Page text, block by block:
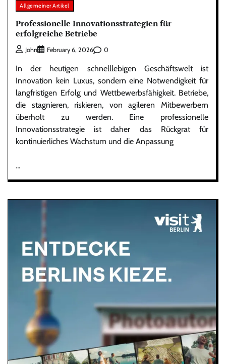
Allgemeiner Artikel
Professionelle Innovationsstrategien für
erfolgreiche Betriebe
John February 6, 2026 0
In der heutigen schnelllebigen Geschäftswelt ist
Innovation kein Luxus, sondern eine Notwendigkeit für
langfristigen Erfolg und Wettbewerbsfähigkeit. Betriebe,
die stagnieren, riskieren, von agileren Mitbewerbern
überholt zu werden. Eine professionelle
Innovationsstrategie ist daher das Rückgrat für
kontinuierliches Wachstum und die Anpassung
…